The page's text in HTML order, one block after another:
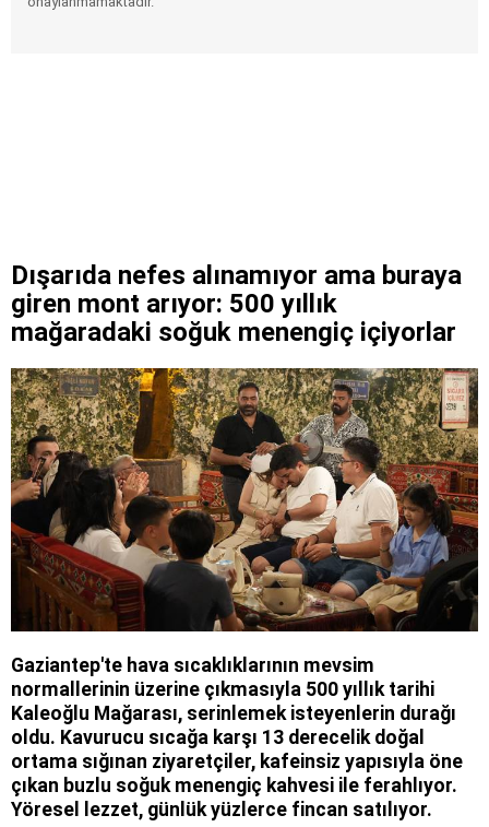
Dışarıda nefes alınamıyor ama buraya
giren mont arıyor: 500 yıllık
mağaradaki soğuk menengiç içiyorlar
Gaziantep'te hava sıcaklıklarının mevsim
normallerinin üzerine çıkmasıyla 500 yıllık tarihi
Kaleoğlu Mağarası, serinlemek isteyenlerin durağı
oldu. Kavurucu sıcağa karşı 13 derecelik doğal
ortama sığınan ziyaretçiler, kafeinsiz yapısıyla öne
çıkan buzlu soğuk menengiç kahvesi ile ferahlıyor.
Yöresel lezzet, günlük yüzlerce fincan satılıyor.